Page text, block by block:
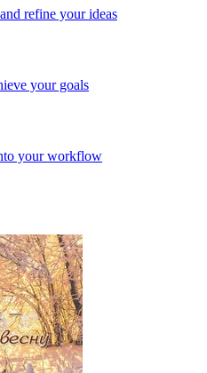
refine your ideas
your goals
your workflow